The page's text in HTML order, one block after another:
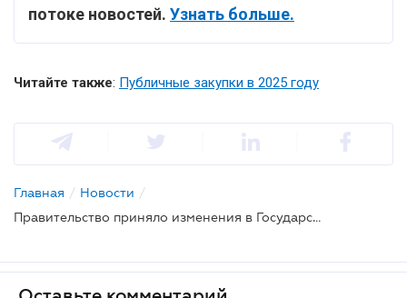
потоке новостей. Узнать больше.
Читайте также: Публичные закупки в 2025 году
Главная / Новости /
Правительство приняло изменения в Государственный бюджет на 2025 год: что предусмотрено